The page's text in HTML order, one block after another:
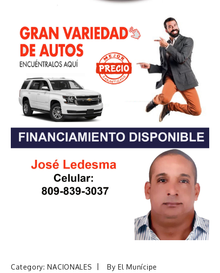
Category:NACIONALES ByEl Munícipe